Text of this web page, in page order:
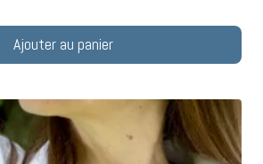
Ajouter au panier